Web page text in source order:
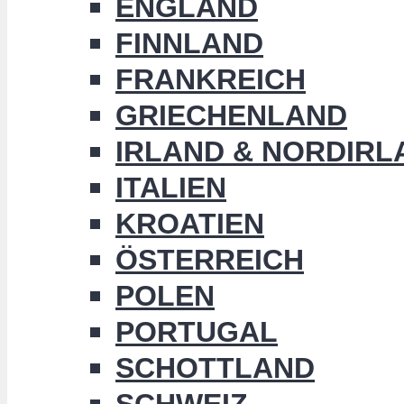
ENGLAND
FINNLAND
FRANKREICH
GRIECHENLAND
IRLAND &
ITALIEN
KROATIEN
ÖSTERREICH
POLEN
PORTUGAL
SCHOTTLAND